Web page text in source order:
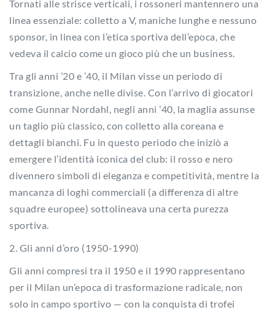
Tornati alle strisce verticali, i rossoneri mantennero una
linea essenziale: colletto a V, maniche lunghe e nessuno
sponsor, in linea con l’etica sportiva dell’epoca, che
vedeva il calcio come un gioco più che un business.
Tra gli anni ’20 e ’40, il Milan visse un periodo di
transizione, anche nelle divise. Con l’arrivo di giocatori
come Gunnar Nordahl, negli anni ’40, la maglia assunse
un taglio più classico, con colletto alla coreana e
dettagli bianchi. Fu in questo periodo che iniziò a
emergere l’identità iconica del club: il rosso e nero
divennero simboli di eleganza e competitività, mentre la
mancanza di loghi commerciali (a differenza di altre
squadre europee) sottolineava una certa purezza
sportiva.
2. Gli anni d’oro (1950-1990)
Gli anni compresi tra il 1950 e il 1990 rappresentano
per il Milan un’epoca di trasformazione radicale, non
solo in campo sportivo — con la conquista di trofei